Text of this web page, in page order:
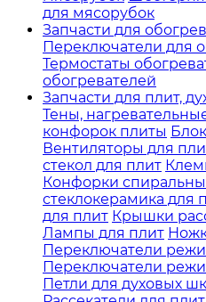
для мясорубок
Запчасти для
Переключатели для
Термостаты
обогревателей
Запчасти для плит,
Тены,
конфорок плиты
Вентиляторы для
стекол для плит
Конфорки
стеклокерамика для
для плит Крышки
Лампы для плит
Переключатели
Переключатели
Петли для духовых